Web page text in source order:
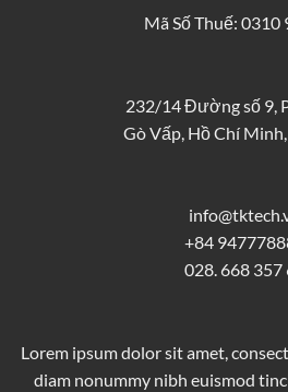
Mã Số Thuế: 0310
232/14 Đường số 9,
Gò Vấp, Hồ Chí
+84
028. 668 357
Lorem ipsum dolor sit amet,
diam nonummy nibh euismod